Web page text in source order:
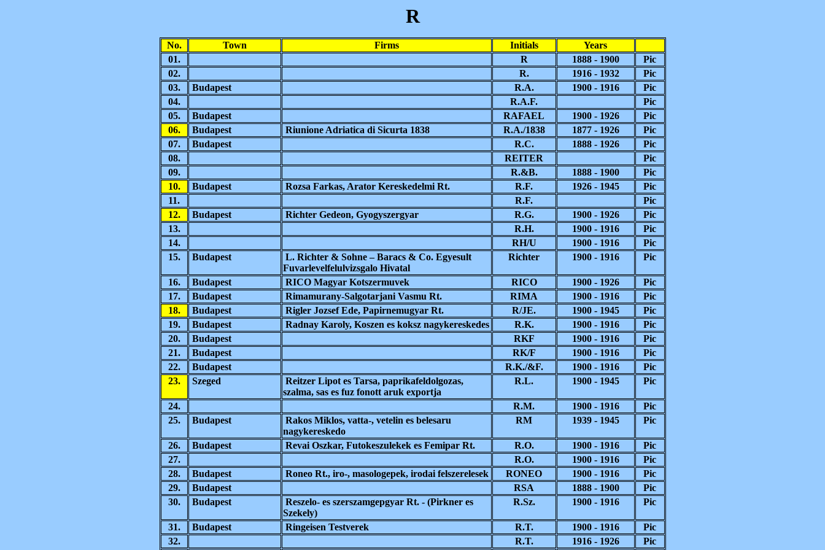
R
No. Town Firms Initials
Years
01.
R 1888- 1900
Pic
02.
R. 1916- 1932
Pic
03.
Budapest R.A. 1900- 1916
Pic
04.
R.A.F.
Pic
05.
Budapest RAFAEL 1900- 1926
Pic
06.
Budapest Riunione Adriatica di Sicurta 1838 R.A./1838 1877- 1926
Pic
07.
Budapest R.C. 1888- 1926
Pic
08.
REITER
Pic
09.
R.&B. 1888- 1900
Pic
10.
Budapest Rozsa Farkas, Arator Kereskedelmi Rt. R.F. 1926- 1945
Pic
11.
R.F.
Pic
12.
Budapest Richter Gedeon, Gyogyszergyar R.G. 1900- 1926
Pic
13.
R.H. 1900- 1916
Pic
14.
RH/U 1900- 1916
Pic
15.
Budapest
L. Richter & Sohne – Baracs & Co. Egyesult
Fuvarlevelfelulvizsgalo Hivatal
Richter 1900- 1916 Pic
16. Budapest RICO Magyar Kotszermuvek RICO 1900- 1926
Pic
17.
Budapest Rimamurany-Salgotarjani Vasmu Rt. RIMA 1900- 1916
Pic
18.
Budapest Rigler Jozsef Ede, Papirnemugyar Rt. R/JE. 1900- 1945
Pic
19.
Budapest Radnay Karoly, Koszen es koksz nagykereskedes R.K. 1900- 1916
Pic
20.
Budapest RKF 1900- 1916
Pic
21.
Budapest RK/F 1900- 1916
Pic
22.
Budapest R.K./&F. 1900- 1916
Pic
23.
Szeged
Reitzer Lipot es Tarsa, paprikafeldolgozas,
szalma, sas es fuz fonott aruk exportja
R.L. 1900- 1945 Pic
24. R.M. 1900- 1916
Pic
25.
Budapest
Rakos Miklos, vatta-, vetelin es belesaru
nagykereskedo
RM 1939- 1945 Pic
26. Budapest Revai Oszkar, Futokeszulekek es Femipar Rt. R.O. 1900- 1916
Pic
27.
R.O. 1900- 1916
Pic
28.
Budapest Roneo Rt., iro-, masologepek, irodai felszerelesek RONEO 1900- 1916
Pic
29.
Budapest RSA 1888- 1900
Pic
30.
Budapest
Reszelo- es szerszamgepgyar Rt. - (Pirkner es
Szekely)
R.Sz. 1900- 1916 Pic
31. Budapest Ringeisen Testverek R.T. 1900- 1916
Pic
32.
R.T. 1916- 1926 Pic